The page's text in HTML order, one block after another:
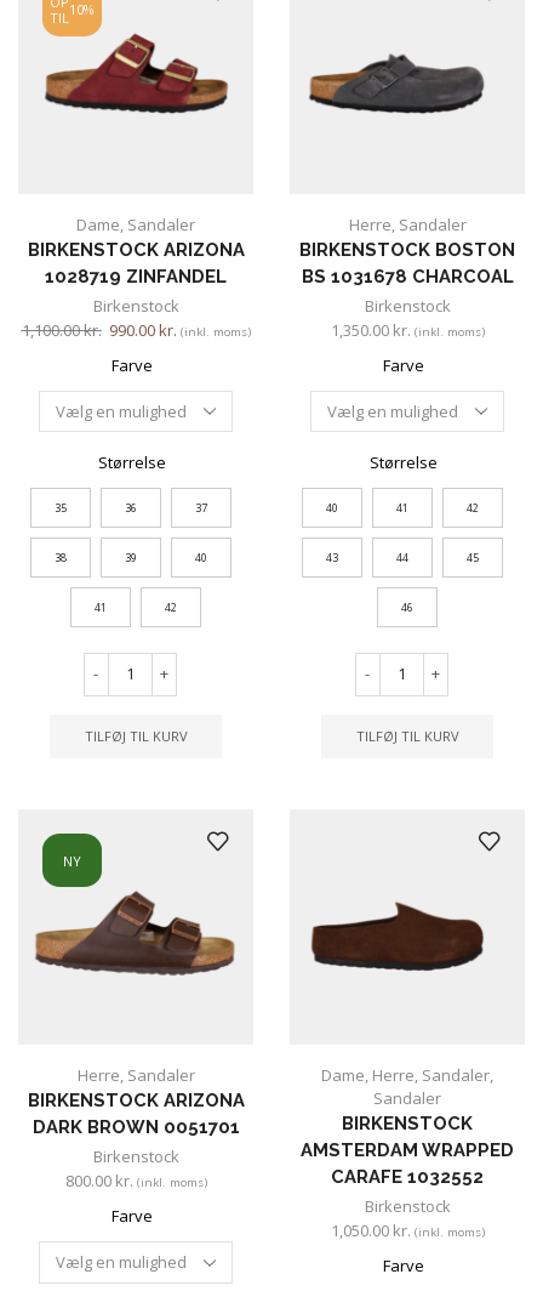
TIL 10%
Dame Sandaler
BIRKENSTOCK ARIZONA
1028719 ZINFANDEL
Birkenstock
1,100.00kr. 990.00kr. (inkl. moms)
Farve
Størrelse
35 36 37
38 39 40
41 42
- +
TILFØJ TIL KURV
Herre Sandaler
BIRKENSTOCK BOSTON
BS 1031678 CHARCOAL
Birkenstock
1,350.00 kr. (inkl. moms)
Farve
Størrelse
40 41 42
43 44 45
46
- +
TILFØJ TIL KURV
NY
Herre, Sandaler
BIRKENSTOCK ARIZONA
DARK BROWN 0051701
Birkenstock
800.00 kr. (inkl. moms)
Farve
Dame, Herre, Sandaler,
Sandaler
BIRKENSTOCK
AMSTERDAM WRAPPED
CARAFE 1032552
Birkenstock
1,050.00 kr. (inkl. moms)
Farve